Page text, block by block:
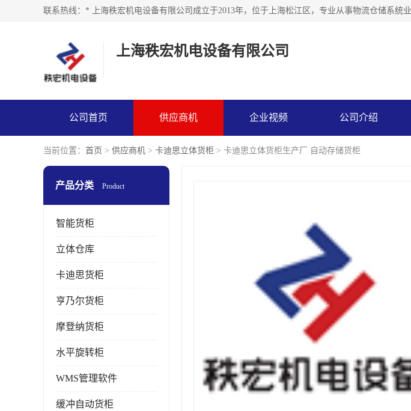
上海秩宏机电设备有限公司
公司首页 供应商机 企业视频 公司介绍
当前位置： 首页 > 供应商机 > 卡迪思立体货柜 > 卡迪思立体货柜生产厂 自动存储货柜
产品分类 Product
智能货柜
立体仓库
卡迪思货柜
亨乃尔货柜
摩登纳货柜
水平旋转柜
WMS管理软件
缓冲自动货柜